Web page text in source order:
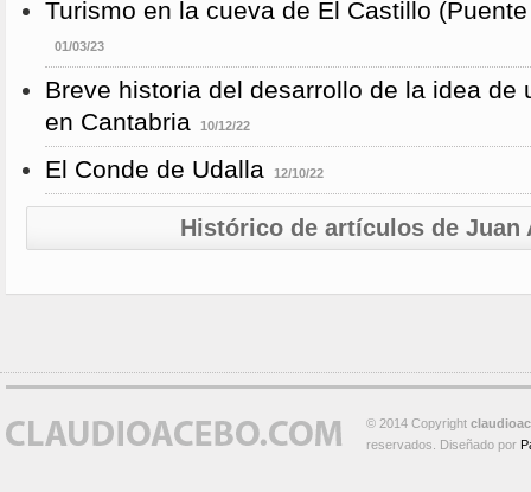
Turismo en la cueva de El Castillo
01/03/23
Breve historia del desarrollo de la idea de
en Cantabria
10/12/22
El Conde de Udalla 12/10/22
Histórico de artículos de Juan
© 2014 Copyright
reservados. Diseñado por